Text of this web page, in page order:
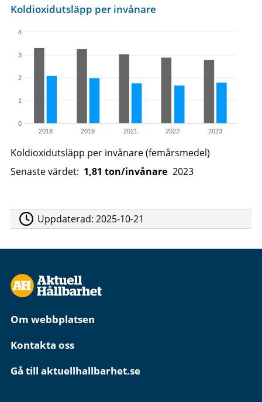
2018 2019 2021 2022 2023
0
1
2
3
4
Koldioxidutsläpp per invånare
Koldioxidutsläpp per invånare (femårsmedel)
Senaste värdet: 1,81 ton/invånare 2023
Uppdaterad:2025-10-21
Om webbplatsen
Kontakta oss
Gå till aktuellhallbarhet.se